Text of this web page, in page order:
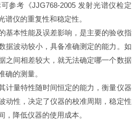
参考《JJG768-2005 发射光谱仪检定
谱仪的重复性和稳定性。
基本性能及误差影响，是主要的验收指
据波动较小，具备准确测定的能力。如
之间相差较大，就无法确定哪一个数据
确的测量。
计量特性随时间恒定的能力，衡量仪器
动性，决定了仪器的校准周期，稳定性
，降低仪器的使用成本。